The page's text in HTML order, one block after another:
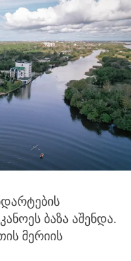
ბაზა აშენდა.
მერიის